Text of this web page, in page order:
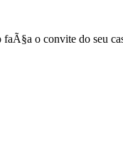
faÃ§a o convite do seu